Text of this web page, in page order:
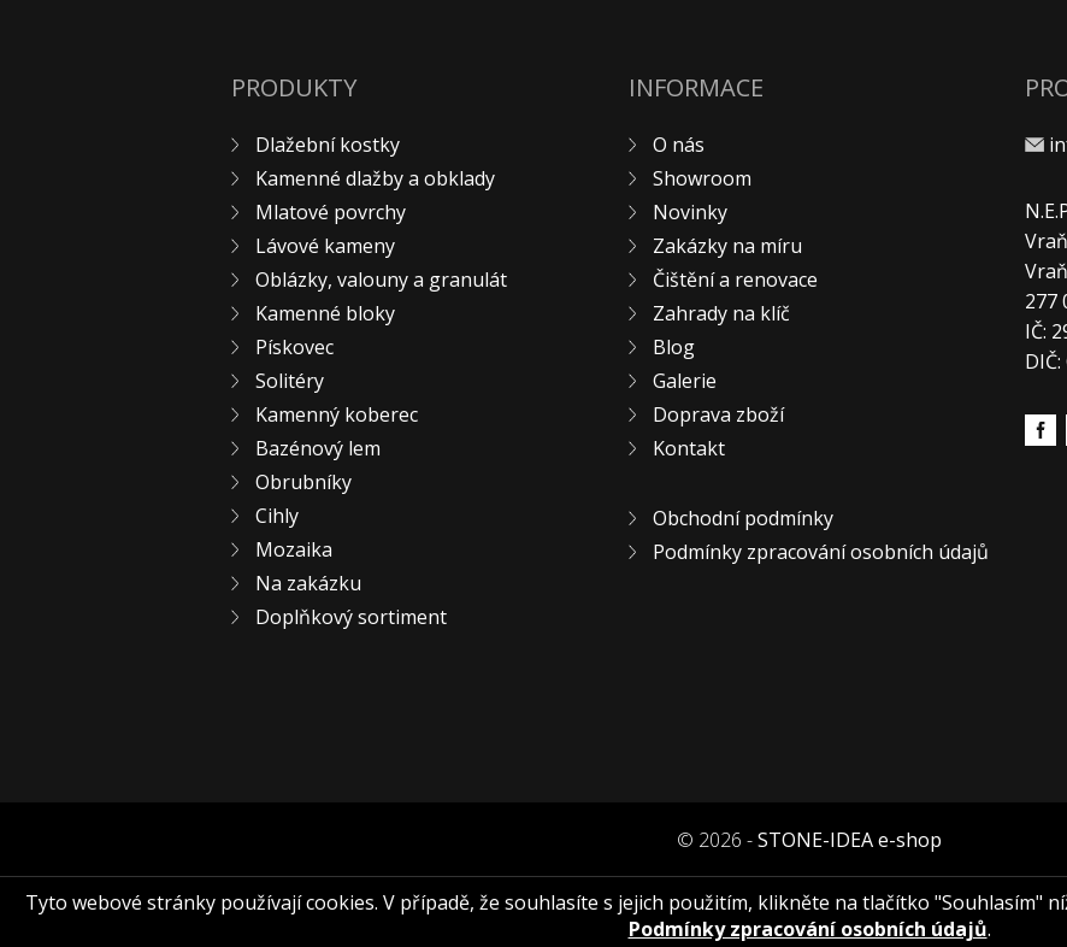
PRODUKTY
Dlažební kostky
Kamenné dlažby a obklady
Mlatové povrchy
Lávové kameny
Oblázky, valouny a granulát
Kamenné bloky
Pískovec
Solitéry
Kamenný koberec
Bazénový lem
Obrubníky
Cihly
Mozaika
Na zakázku
Doplňkový sortiment
INFORMACE
O nás
Showroom
Novinky
Zakázky na míru
Čištění a renovace
Zahrady na klíč
Blog
Galerie
Doprava zboží
Kontakt
Obchodní podmínky
Podmínky zpracování osobních údajů
277
IČ:
© 2026 -STONE-IDEA e-shop
Tyto webové stránky používají cookies. V případě, že souhlasíte s jejich použitím, klikněte na tlačítko "Souhlasím"
Podmínky zpracování osobních údajů.